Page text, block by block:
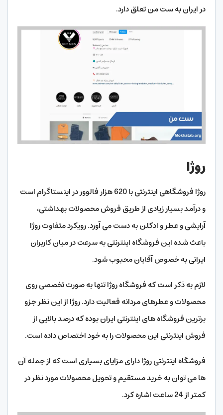
در ایران به ست من تعلق دارد.
روژا
روژا فروشگاهی اینترنتی با 620 هزار فالوور در اینستاگرام است
و درآمد بسیار زیادی از طریق فروش محصولات بهداشتی،
آرایشی و عطر و ادکلن به دست می آورد. رویکرد متفاوت روژا
باعث شده این فروشگاه اینترنتی به سرعت در میان کاربران
ایرانی به خصوص آقایان محبوب شود.
لازم به ذکر است که فروشگاه روژا تنها به صورت تخصصی روی
محصولات و عطرهای مردانه فعالیت دارد. روژا از این نظر جزو
برترین فروشگاه های اینترنتی ایران بوده که درصد بالایی از
فروش اینترنتی این محصولات را به خود اختصاص داده است.
فروشگاه اینترنتی روژا دارای مزایای بسیاری است که از جمله آن
ها می توان به خرید مستقیم و تحویل محصولات مورد نظر در
کمتر از 24 ساعت اشاره کرد.